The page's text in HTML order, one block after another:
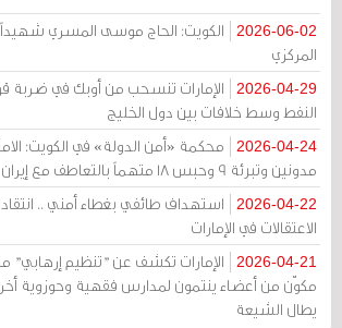
2026-06-02
الكويت: الحاج موسى المسري
المركزي
2026-04-29
الإمارات تنسحب من أوبك في ضربة
النفط وسط خلافات بين دول الخليج
2026-04-24
مدونين وتبرئة 9 وحبس 18 متهماً بالتعاطف مع إيران
2026-04-22
استهداف طائفي بغطاء أمني ..
الاعتقالات في الإمارات
2026-04-21
الإمارات تكشف عن "تنظيم إرهابي"
مكوّن من أعضاء ينتمون لمدارس فقهية وحوزوية
يطال الشيعة